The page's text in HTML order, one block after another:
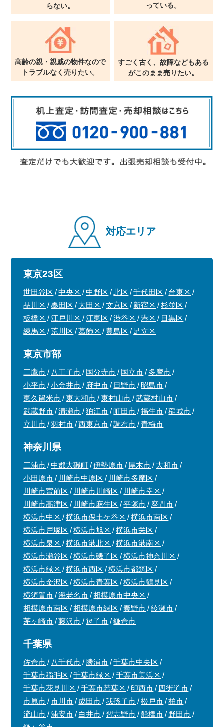
らない。
っている。
高齢の親・親戚の物件なので
トラブルなく売りたい。
すごく古く、故障などもある
がこのまま売りたい。
対応エリア
東京23区
世田谷区 中央区 中野区 北区 千代田区
台東区
品川区
墨田区 大田区 文京区 新宿区
杉並区
板橋区
江戸川区 江東区 渋谷区 港区
目黒区
練馬区
荒川区 葛飾区 豊島区 足立区
東京市部
三鷹市 八王子市 国分寺市 国立市
多摩市
小平市
小金井市 府中市 日野市
昭島市
東久留米市
東大和市 東村山市
武蔵村山市
武蔵野市
清瀬市 狛江市 町田市 福生市
稲城市
立川市
羽村市 西東京市 調布市 青梅市
神奈川県
三浦市 中郡大磯町 伊勢原市 厚木市
大和市
小田原市
川崎市中原区
川崎市多摩区
川崎市宮前区
川崎市川崎区
川崎市幸区
川崎市高津区
川崎市麻生区 平塚市
座間市
横浜市中区
横浜市保土ケ谷区
横浜市南区
横浜市戸塚区
横浜市旭区
横浜市栄区
横浜市泉区
横浜市港北区
横浜市港南区
横浜市瀬谷区
横浜市磯子区
横浜市神奈川区
横浜市緑区
横浜市西区
横浜市都筑区
横浜市金沢区
横浜市青葉区
横浜市鶴見区
横須賀市
海老名市
相模原市中央区
相模原市南区
相模原市緑区 秦野市
綾瀬市
茅ヶ崎市
藤沢市 逗子市 鎌倉市
千葉県
佐倉市 八千代市 勝浦市
千葉市中央区
千葉市稲毛区
千葉市緑区
千葉市美浜区
千葉市花見川区
千葉市若葉区 印西市
四街道市
市原市
市川市 成田市 我孫子市 松戸市
柏市
流山市
浦安市 白井市 習志野市 船橋市
野田市